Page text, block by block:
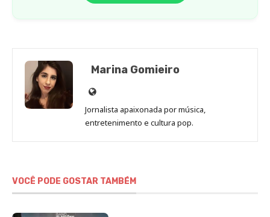
Marina Gomieiro
Site
de
Marina
Jornalista apaixonada por música,
entretenimento e cultura pop.
VOCÊ PODE GOSTAR TAMBÉM